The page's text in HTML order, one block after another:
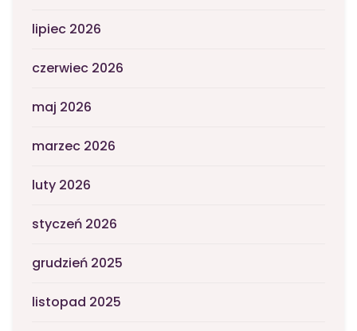
lipiec 2026
czerwiec 2026
maj 2026
marzec 2026
luty 2026
styczeń 2026
grudzień 2025
listopad 2025